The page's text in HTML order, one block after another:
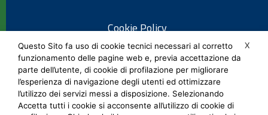
Cookie Policy
Informativa privacy
Note legali
X
Questo Sito fa uso di cookie tecnici necessari al corretto
funzionamento delle pagine web e, previa accettazione da
parte dell’utente, di cookie di profilazione per migliorare
l’esperienza di navigazione degli utenti ed ottimizzare
l’utilizzo dei servizi messi a disposizione. Selezionando
Accetta tutti i cookie si acconsente all’utilizzo di cookie di